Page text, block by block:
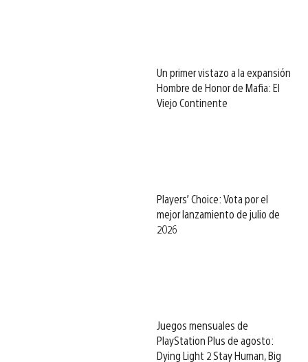
Un primer vistazo a la expansión
Hombre de Honor de Mafia: El
Viejo Continente
Players’ Choice: Vota por el
mejor lanzamiento de julio de
2026
Juegos mensuales de
PlayStation Plus de agosto:
Dying Light 2 Stay Human, Big